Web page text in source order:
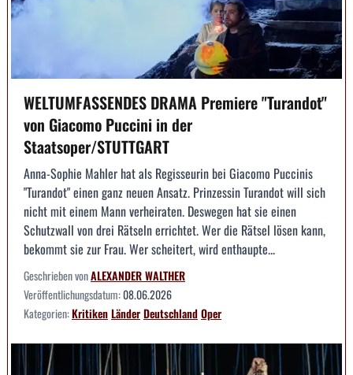
WELTUMFASSENDES DRAMA Premiere "Turandot"
von Giacomo Puccini in der
Staatsoper/STUTTGART
Anna-Sophie Mahler hat als Regisseurin bei Giacomo Puccinis
"Turandot" einen ganz neuen Ansatz. Prinzessin Turandot will sich
nicht mit einem Mann verheiraten. Deswegen hat sie einen
Schutzwall von drei Rätseln errichtet. Wer die Rätsel lösen kann,
bekommt sie zur Frau. Wer scheitert, wird enthaupte...
Geschrieben vonALEXANDER WALTHER
Veröffentlichungsdatum:08.06.2026
Kategorien:KritikenLänderDeutschlandOper